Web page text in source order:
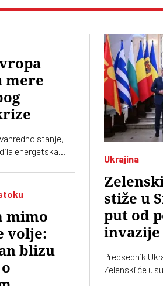
Ukrajina
stiže u
put od
Predsednik
Zelenski će u
mere
stanje,
energetska
mimo
volje:
blizu